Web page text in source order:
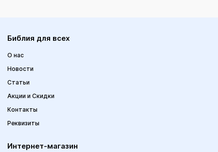
Библия для всех
О нас
Новости
Статьи
Акции и Скидки
Контакты
Реквизиты
Интернет-магазин